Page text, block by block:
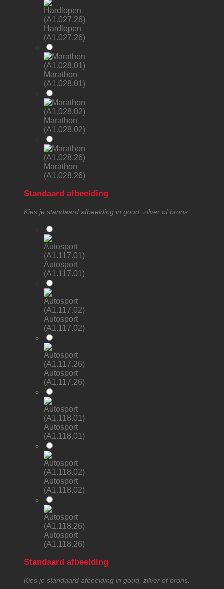
Hardlopen
(A1.027.26)
Marathon
(A1.028.01)
Marathon
(A1.028.02)
Marathon
(A1.028.26)
Standaard afbeelding
Kies je standaard afbeelding in goud, zilver of brons.
Autosport
(A1.117.01)
Autosport
(A1.117.02)
Autosport
(A1.117.26)
Autosport
(A1.118.01)
Autosport
(A1.118.02)
Autosport
(A1.118.26)
Standaard afbeelding
Kies je standaard afbeelding in goud, zilver of brons.